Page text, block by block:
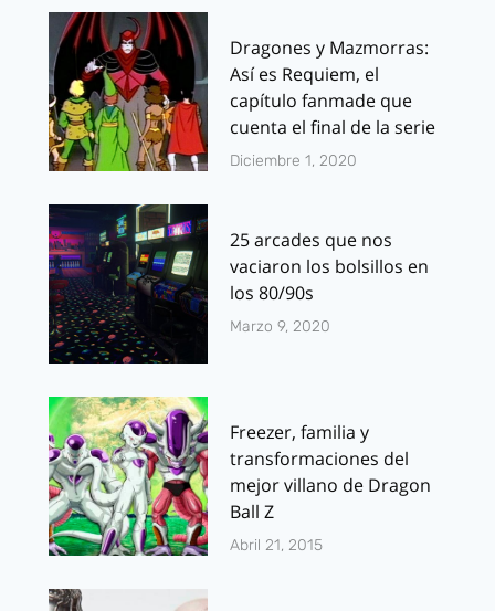
Dragones y Mazmorras:
Así es Requiem, el
capítulo fanmade que
cuenta el final de la serie
Diciembre 1, 2020
25 arcades que nos
vaciaron los bolsillos en
los 80/90s
Marzo 9, 2020
Freezer, familia y
transformaciones del
mejor villano de Dragon
Ball Z
Abril 21, 2015